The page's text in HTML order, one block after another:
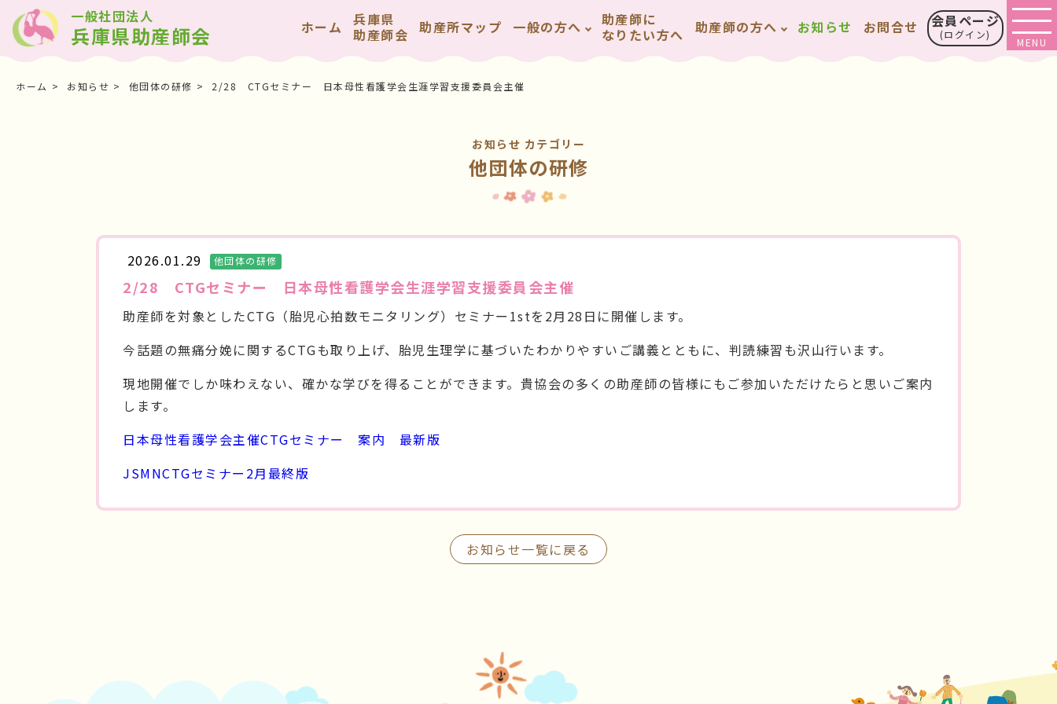
一般社団法人
兵庫県助産師会 ホーム
兵庫県
助産師会
助産所マップ 一般の方へ
助産師に
なりたい方へ
助産師の方へ お知らせ お問合せ 会員ページ
(ログイン)
ホーム お知らせ 他団体の研修 2/28 CTGセミナー 日本母性看護学会生涯学習支援委員会主催
お知らせ カテゴリー
他団体の研修
2026.01.29 他団体の研修
2/28 CTGセミナー 日本母性看護学会生涯学習支援委員会主催
助産師を対象としたCTG （胎児心拍数モニタリング）セミナー 1stを 2月 28 日に開催します。
今話題の無痛分娩に関するCTGも取り上げ、胎児生理学に基づいたわかりやすいご講義とともに、判読練習も沢山行います。
現地開催でしか味わえない、確かな学びを得ることができます。貴協会の多くの助産師の皆様にもご参加いただけたらと思いご案内
します。
日本母性看護学会主催CTGセミナー 案内 最新版
JSMNCTGセミナー2月最終版
お知らせ一覧に戻る